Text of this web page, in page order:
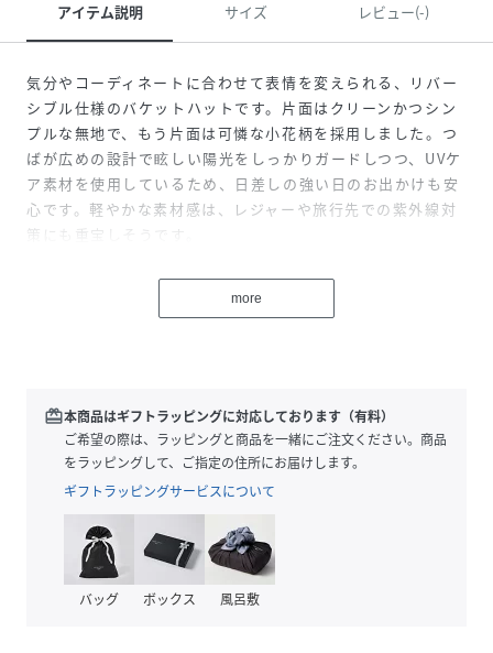
アイテム説明 サイズ レビュー(-)
気分やコーディネートに合わせて表情を変えられる、リバー
シブル仕様のバケットハットです。片面はクリーンかつシン
プルな無地で、もう片面は可憐な小花柄を採用しました。つ
ばが広めの設計で眩しい陽光をしっかりガードしつつ、UVケ
ア素材を使用しているため、日差しの強い日のお出かけも安
心です。軽やかな素材感は、レジャーや旅行先での紫外線対
策にも重宝しそうです。
------------------------------------
いの機器により色味が違って見える場合がございます。予め
ご了承ください。
※定価（税込）は、2026年6月26日のセール開始前の店舗に
おける販売価格です。
性別タイプ レディース
more
redeem本商品はギフトラッピングに対応しております（有料）
ご希望の際は、ラッピングと商品を一緒にご注文ください。商品
をラッピングして、ご指定の住所にお届けします。
ギフトラッピングサービスについて
バッグ ボックス 風呂敷